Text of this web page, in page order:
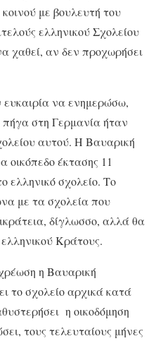
με βουλευτή του
ελληνικού Σχολείου
χαθεί, αν δεν προχωρήσει
να ενημερώσω,
πήγα στη Γερμανία ήταν
αυτού. Η Βαυαρική
οικόπεδο έκτασης 11
ελληνικό σχολείο. Το
με τα σχολεία που
δίγλωσσο, αλλά θα
ελληνικού Κράτους.
η Βαυαρική
το σχολείο αρχικά κατά
η οικοδόμηση
τους τελευταίους μήνες